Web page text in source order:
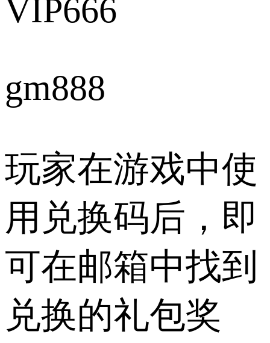
VIP666
gm888
玩家在游戏中使
用兑换码后，即
可在邮箱中找到
兑换的礼包奖